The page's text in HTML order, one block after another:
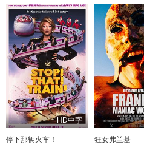
HD中字
停下那辆火车！ 狂女弗兰基